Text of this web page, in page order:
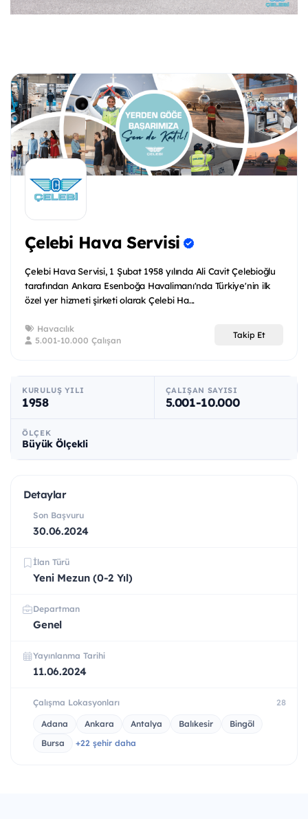
Çelebi Hava Servisi
Çelebi Hava Servisi, 1 Şubat 1958 yılında Ali Cavit Çelebioğlu
tarafından Ankara Esenboğa Havalimanı'nda Türkiye'nin ilk
özel yer hizmeti şirketi olarak Çelebi Ha...
Havacılık
5.001-10.000 Çalışan
Takip Et
KURULUŞ YILI
1958
ÇALIŞAN SAYISI
5.001-10.000
ÖLÇEK
Büyük Ölçekli
Detaylar
Son Başvuru
30.06.2024
İlan Türü
Yeni Mezun (0-2 Yıl)
Departman
Genel
Yayınlanma Tarihi
11.06.2024
Çalışma Lokasyonları 28
Adana Ankara Antalya Balıkesir
Bingöl
Bursa
+22 şehir daha